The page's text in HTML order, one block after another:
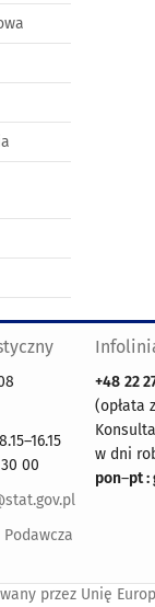
00
+48 22
(opłata
w dni
pon–pt :
przez Unię